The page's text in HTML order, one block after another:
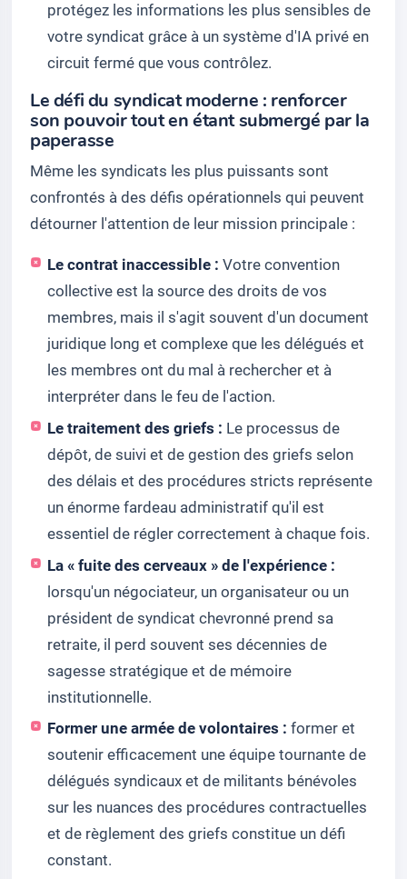
protégez les informations les plus sensibles de
votre syndicat grâce à un système d'IA privé en
circuit fermé que vous contrôlez.
Le défi du syndicat moderne : renforcer
son pouvoir tout en étant submergé par la
paperasse
Même les syndicats les plus puissants sont
confrontés à des défis opérationnels qui peuvent
détourner l'attention de leur mission principale :
Le contrat inaccessible : Votre convention
collective est la source des droits de vos
membres, mais il s'agit souvent d'un document
juridique long et complexe que les délégués et
les membres ont du mal à rechercher et à
interpréter dans le feu de l'action.
Le traitement des griefs : Le processus de
dépôt, de suivi et de gestion des griefs selon
des délais et des procédures stricts représente
un énorme fardeau administratif qu'il est
essentiel de régler correctement à chaque fois.
La « fuite des cerveaux » de l'expérience :
lorsqu'un négociateur, un organisateur ou un
président de syndicat chevronné prend sa
retraite, il perd souvent ses décennies de
sagesse stratégique et de mémoire
institutionnelle.
Former une armée de volontaires : former et
soutenir efficacement une équipe tournante de
délégués syndicaux et de militants bénévoles
sur les nuances des procédures contractuelles
et de règlement des griefs constitue un défi
constant.